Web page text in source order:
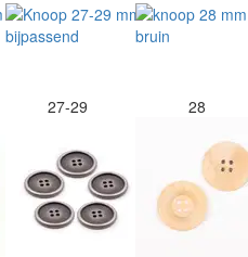
27-29 28